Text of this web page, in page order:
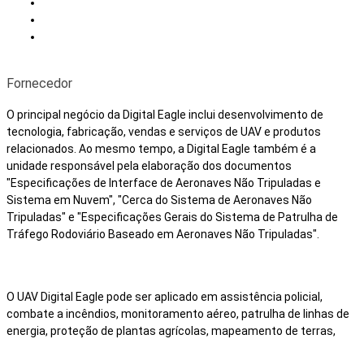
Fornecedor
O principal negócio da Digital Eagle inclui desenvolvimento de
tecnologia, fabricação, vendas e serviços de UAV e produtos
relacionados. Ao mesmo tempo, a Digital Eagle também é a
unidade responsável pela elaboração dos documentos
"Especificações de Interface de Aeronaves Não Tripuladas e
Sistema em Nuvem", "Cerca do Sistema de Aeronaves Não
Tripuladas" e "Especificações Gerais do Sistema de Patrulha de
Tráfego Rodoviário Baseado em Aeronaves Não Tripuladas".
O UAV Digital Eagle pode ser aplicado em assistência policial,
combate a incêndios, monitoramento aéreo, patrulha de linhas de
energia, proteção de plantas agrícolas, mapeamento de terras,